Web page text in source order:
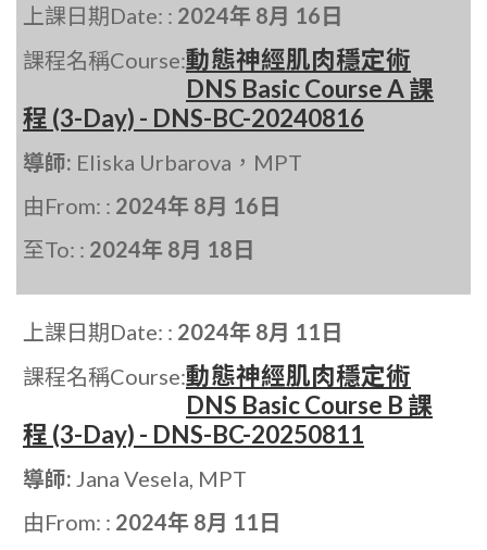
上課日期Date: : 2024年 8月 16日
課程名稱Course:動態神經肌肉穩定術
DNS Basic Course A 課
程 (3-Day) - DNS-BC-20240816
導師: Eliska Urbarova，MPT
由From: : 2024年 8月 16日
至To: : 2024年 8月 18日
上課日期Date: : 2024年 8月 11日
課程名稱Course:動態神經肌肉穩定術
DNS Basic Course B 課
程 (3-Day) - DNS-BC-20250811
導師: Jana Vesela, MPT
由From: : 2024年 8月 11日